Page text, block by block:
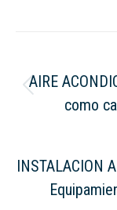
navigation
AIRE
como
INSTALACION